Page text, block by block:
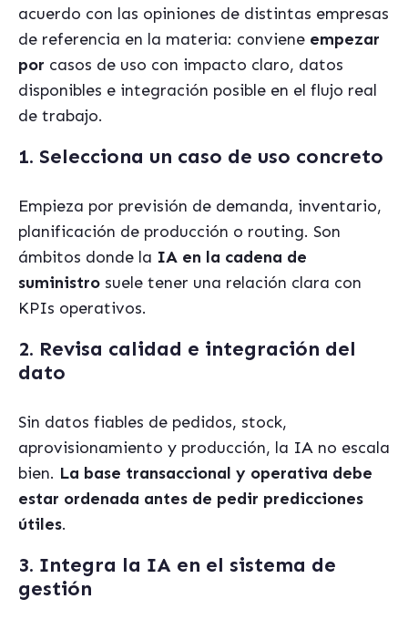
acuerdo con las opiniones de distintas empresas
de referencia en la materia: conviene empezar
por casos de uso con impacto claro, datos
disponibles e integración posible en el flujo real
de trabajo.
1. Selecciona un caso de uso concreto
Empieza por previsión de demanda, inventario,
planificación de producción o routing. Son
ámbitos donde la IA en la cadena de
suministro suele tener una relación clara con
KPIs operativos.
2. Revisa calidad e integración del
dato
Sin datos fiables de pedidos, stock,
aprovisionamiento y producción, la IA no escala
bien. La base transaccional y operativa debe
estar ordenada antes de pedir predicciones
útiles.
3. Integra la IA en el sistema de
gestión